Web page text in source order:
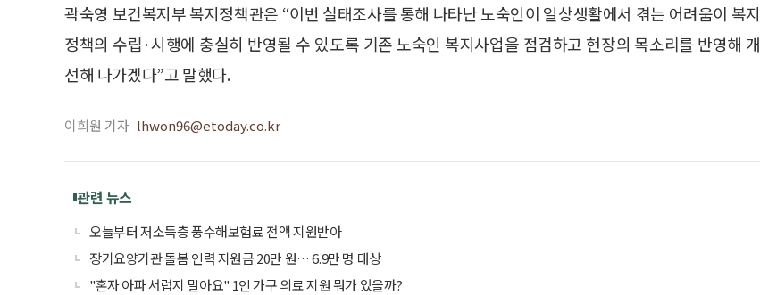
곽숙영 보건복지부 복지정책관은 “이번 실태조사를 통해 나타난 노숙인이 일상생활에서 겪는 어려움이 복지
정책의 수립·시행에 충실히 반영될 수 있도록 기존 노숙인 복지사업을 점검하고 현장의 목소리를 반영해 개
선해 나가겠다”고 말했다.
이희원 기자 lhwon96@etoday.co.kr
관련 뉴스
오늘부터 저소득층 풍수해보험료 전액 지원받아
장기요양기관 돌봄 인력 지원금 20만 원… 6.9만 명 대상
"혼자 아파 서럽지 말아요" 1인 가구 의료 지원 뭐가 있을까?